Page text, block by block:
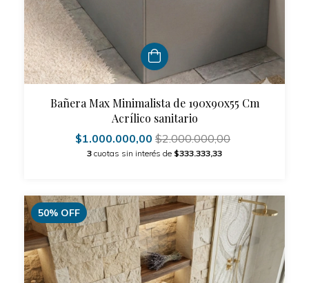
Bañera Max Minimalista de 190x90x55 Cm
Acrílico sanitario
$1.000.000,00 $2.000.000,00
3 cuotas sin interés de $333.333,33
50% OFF